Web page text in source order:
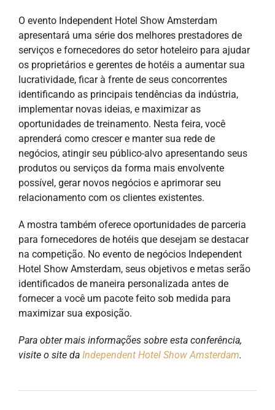
O evento Independent Hotel Show Amsterdam
apresentará uma série dos melhores prestadores de
serviços e fornecedores do setor hoteleiro para ajudar
os proprietários e gerentes de hotéis a aumentar sua
lucratividade, ficar à frente de seus concorrentes
identificando as principais tendências da indústria,
implementar novas ideias, e maximizar as
oportunidades de treinamento. Nesta feira, você
aprenderá como crescer e manter sua rede de
negócios, atingir seu público-alvo apresentando seus
produtos ou serviços da forma mais envolvente
possível, gerar novos negócios e aprimorar seu
relacionamento com os clientes existentes.
A mostra também oferece oportunidades de parceria
para fornecedores de hotéis que desejam se destacar
na competição. No evento de negócios Independent
Hotel Show Amsterdam, seus objetivos e metas serão
identificados de maneira personalizada antes de
fornecer a você um pacote feito sob medida para
maximizar sua exposição.
Para obter mais informações sobre esta conferência,
visite o site da Independent Hotel Show Amsterdam.